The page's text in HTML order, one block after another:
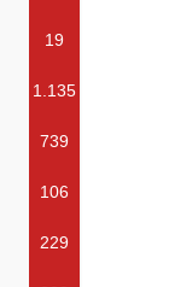
19
1.135
739
106
229